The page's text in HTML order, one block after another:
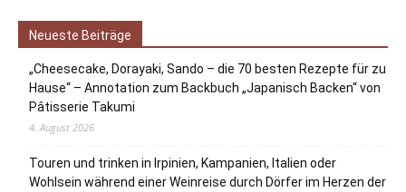
Neueste Beiträge
„Cheesecake, Dorayaki, Sando – die 70 besten Rezepte für zu
Hause“ – Annotation zum Backbuch „Japanisch Backen“ von
Pâtisserie Takumi
4. August 2026
Touren und trinken in Irpinien, Kampanien, Italien oder
Wohlsein während einer Weinreise durch Dörfer im Herzen der